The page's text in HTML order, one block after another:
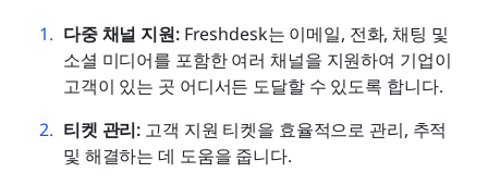
다중 채널 지원: Freshdesk는 이메일, 전화, 채팅 및
소셜 미디어를 포함한 여러 채널을 지원하여 기업이
고객이 있는 곳 어디서든 도달할 수 있도록 합니다.
티켓 관리: 고객 지원 티켓을 효율적으로 관리, 추적
및 해결하는 데 도움을 줍니다.